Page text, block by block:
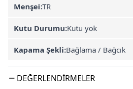
Menşei:TR
Kutu Durumu:Kutu yok
Kapama Şekli:Bağlama / Bağcık
DEĞERLENDIRMELER